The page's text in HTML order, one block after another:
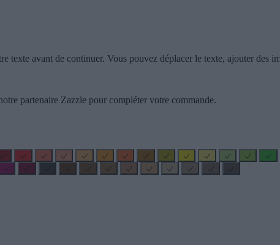
texte avant de continuer. Vous pouvez déplacer le texte, ajouter des
partenaire Zazzle pour compléter votre commande.